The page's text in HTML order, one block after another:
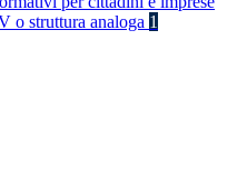
o struttura analoga 1